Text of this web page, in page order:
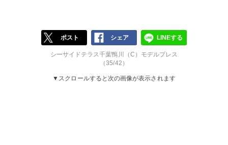
ポスト シェア LINEする
シーサイドテラス千葉鴨川（C）モデルプレス
（35/42）
▼スクロールすると次の画像が表示されます